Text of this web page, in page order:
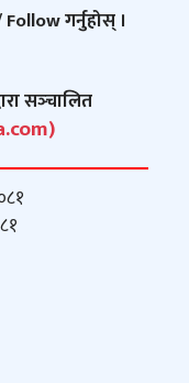
गर्नुहोस् ।
सञ्‍चालित